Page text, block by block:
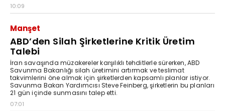
10:09
Manşet
ABD’den Silah Şirketlerine Kritik Üretim
Talebi
İran savaşında müzakereler karşılıklı tehditlerle sürerken, ABD
Savunma Bakanlığı silah üretimini artırmak ve teslimat
takvimlerini öne almak için şirketlerden kapsamlı planlar istiyor.
Savunma Bakan Yardımcısı Steve Feinberg, şirketlerin bu planları
21 gün içinde sunmasını talep etti.
07:01